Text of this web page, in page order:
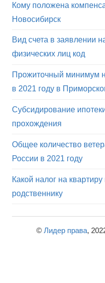
Кому положена
Новосибирск
Вид счета в заявлении
физических лиц код
Прожиточный минимум
в 2021 году в
Субсидирование
прохождения
Общее количество
России в 2021 году
Какой налог на
родственнику
© Лидер права,